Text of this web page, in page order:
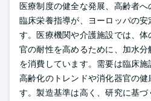
医療制度の健全な発展、高齢者
臨床栄養指導が、ヨーロッパの
す。医療機関や介護施設では、
官の耐性を高めるために、加水
を消費しています。需要は臨床
高齢化のトレンドや消化器官の
す。製造基準は高く、研究に基